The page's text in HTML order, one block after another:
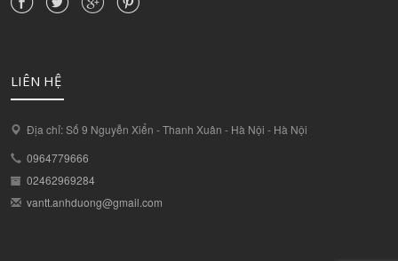
LIÊN HỆ
Địa chỉ: Số 9 Nguyễn Xiển - Thanh Xuân - Hà Nội - Hà Nội
0964779666
02462969284
vantt.anhduong@gmail.com